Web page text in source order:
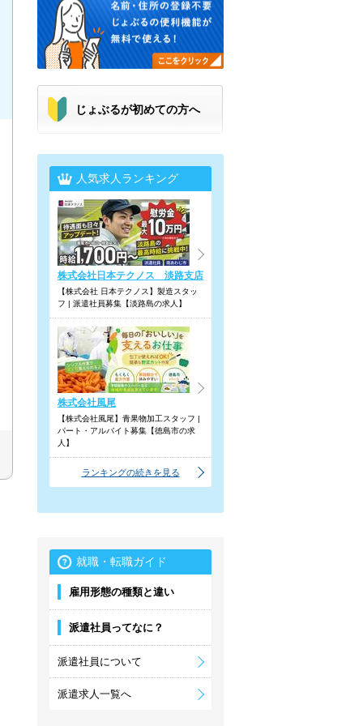
じょぶるが初めての方へ
人気求人ランキング
株式会社日本テクノス 淡路支店
【株式会社 日本テクノス】製造スタッ
フ | 派遣社員募集【淡路島の求人】
株式会社風尾
【株式会社風尾】青果物加工スタッフ |
パート・アルバイト募集【徳島市の求
人】
ランキングの続きを見る
就職・転職ガイド
雇用形態の種類と違い
派遣社員ってなに？
派遣社員について
派遣求人一覧へ